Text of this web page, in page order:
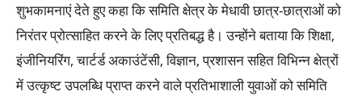
शुभकामनाएं देते हुए कहा कि समिति क्षेत्र के मेधावी छात्र-छात्राओं को
निरंतर प्रोत्साहित करने के लिए प्रतिबद्ध है। उन्होंने बताया कि शिक्षा,
इंजीनियरिंग, चार्टर्ड अकाउंटेंसी, विज्ञान, प्रशासन सहित विभिन्न क्षेत्रों
में उत्कृष्ट उपलब्धि प्राप्त करने वाले प्रतिभाशाली युवाओं को समिति